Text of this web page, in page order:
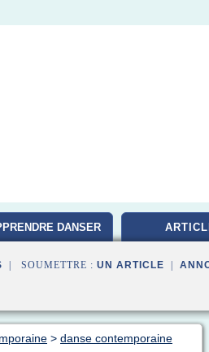
DANSER
| SOUMETTRE : UN ARTICLE
> danse contemporaine